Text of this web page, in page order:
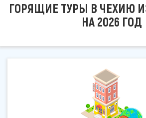
ГОРЯЩИЕ ТУРЫ В ЧЕХИЮ
НА 2026 ГОД